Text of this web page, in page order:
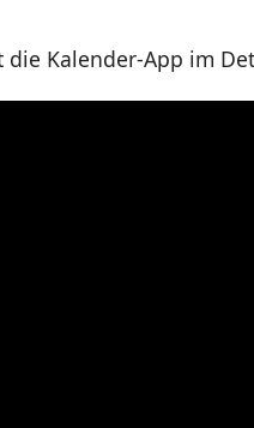
Kalender-App im